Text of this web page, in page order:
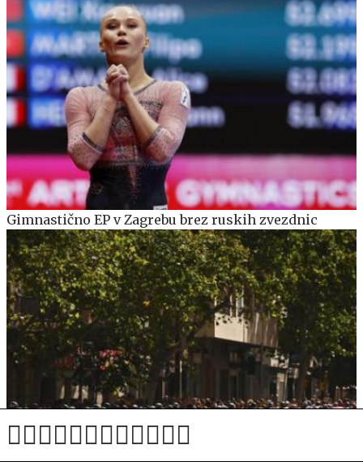
Gimnastično EP v Zagrebu brez ruskih zvezdnic